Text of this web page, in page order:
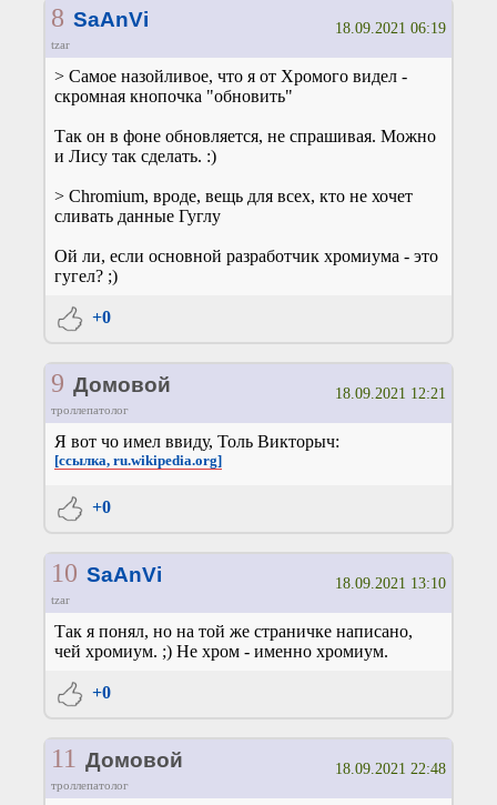
8 SaAnVi
tzar
18.09.2021 06:19
> Самое назойливое, что я от Хромого видел -
скромная кнопочка "обновить"
Так он в фоне обновляется, не спрашивая. Можно
и Лису так сделать. :)
> Chromium, вроде, вещь для всех, кто не хочет
сливать данные Гуглу
Ой ли, если основной разработчик хромиума - это
гугел? ;)
+0
9 Домовой
троллепатолог
18.09.2021 12:21
Я вот чо имел ввиду, Толь Викторыч:
[ссылка, ru.wikipedia.org]
+0
10 SaAnVi
tzar
18.09.2021 13:10
Так я понял, но на той же страничке написано,
чей хромиум. ;) Не хром - именно хромиум.
+0
11 Домовой
троллепатолог
18.09.2021 22:48